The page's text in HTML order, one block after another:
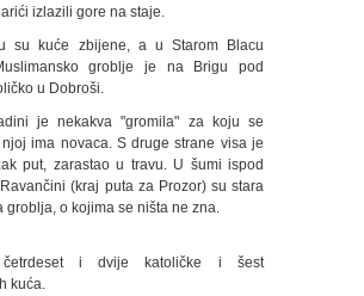
izlazili gore na staje.
su kuće zbijene, a u Starom Blacu
groblje je na Brigu pod
u Dobroši.
je nekakva "gromila" za koju se
ima novaca. S druge strane visa je
put, zarastao u travu. U šumi ispod
(kraj puta za Prozor) su stara
groblja, o kojima se ništa ne zna.
i dvije katoličke i šest
kuća.